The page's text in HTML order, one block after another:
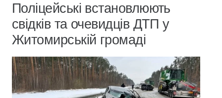
Поліцейські встановлюють
свідків та очевидців ДТП у
Житомирській громаді